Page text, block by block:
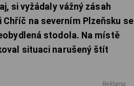
si vyžádaly vážný zásah
na severním Plzeňsku se
stodola. Na místě
situaci narušený štít
Reklama